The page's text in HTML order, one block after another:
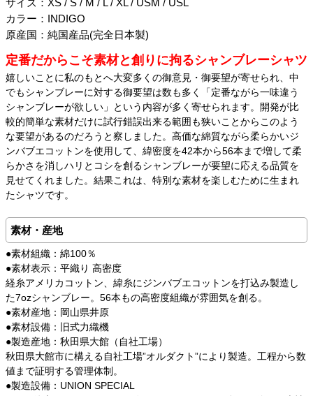
サイズ：XS / S / M / L / XL / USM / USL
カラー：INDIGO
原産国：純国産品(完全日本製)
定番だからこそ素材と創りに拘るシャンブレーシャツ
嬉しいことに私のもとへ大変多くの御意見・御要望が寄せられ、中
でもシャンブレーに対する御要望は数も多く「定番ながら一味違う
シャンブレーが欲しい」という内容が多く寄せられます。開発が比
較的簡単な素材だけに試行錯誤出来る範囲も狭いことからこのよう
な要望があるのだろうと察しました。高価な綿質ながら柔らかいジ
ンバブエコットンを使用して、緯密度を42本から56本まで増して柔
らかさを消しハリとコシを創るシャンブレーが要望に応える品質を
見せてくれました。結果これは、特別な素材を楽しむために生まれ
たシャツです。
素材・産地
●素材組織：綿100％
●素材表示：平織り 高密度
経糸アメリカコットン、緯糸にジンバブエコットンを打込み製造し
た7ozシャンブレー。56本もの高密度組織が雰囲気を創る。
●素材産地：岡山県井原
●素材設備：旧式力織機
●製造産地：秋田県大館（自社工場）
秋田県大館市に構える自社工場”オルダクト”により製造。工程から数
値まで証明する管理体制。
●製造設備：UNION SPECIAL